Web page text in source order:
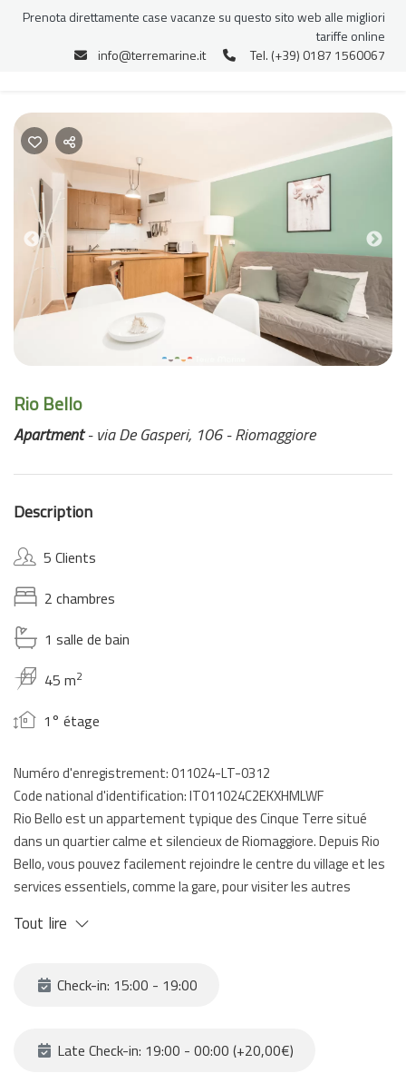
Previous
Rio Bello
Apartment- via De Gasperi, 106 - Riomaggiore
Description
5 Clients
2 chambres
1 salle de bain
45 m2
1° étage
Numéro d'enregistrement: 011024-LT-0312
Code national d'identification: IT011024C2EKXHMLWF
Rio Bello est un appartement typique des Cinque Terre situé
dans un quartier calme et silencieux de Riomaggiore. Depuis Rio
Bello, vous pouvez facilement rejoindre le centre du village et les
services essentiels, comme la gare, pour visiter les autres
Cet appartement est la solution idéale pour ceux qui souhaitent
Tout lire
Check-in: 15:00 - 19:00
Late Check-in: 19:00 - 00:00 (+20,00€)
Prenota direttamente case vacanze su questo sito web alle migliori
tariffe online
info@terremarine.it
Tel. (+39) 0187 1560067